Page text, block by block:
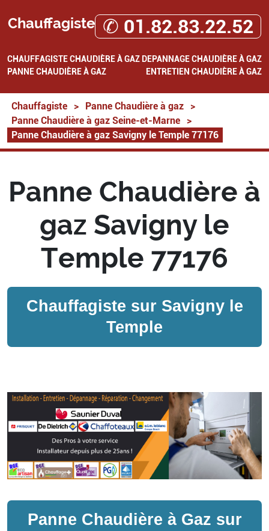
Chauffagiste ✆ 01.82.83.22.52
CHAUFFAGISTECHAUDIÈRE À GAZ DEPANNAGE CHAUDIÈRE À GAZ
PANNE CHAUDIÈRE À GAZ
ENTRETIEN CHAUDIÈRE À GAZ
Chauffagiste > Panne Chaudière à gaz
>
Panne Chaudière à gaz Seine-et-Marne
>
Panne Chaudière à gaz Savigny le Temple 77176
Panne Chaudière à
gaz Savigny le
Temple 77176
Chauffagiste sur Savigny le
Temple
Panne Chaudière à Gaz sur